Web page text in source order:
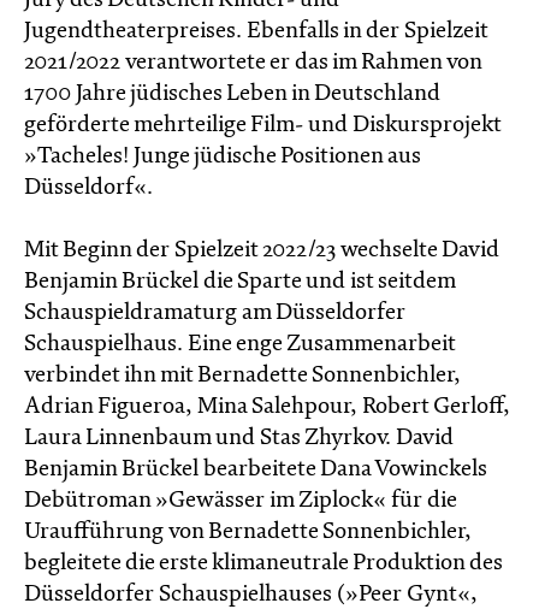
Jugendtheaterpreises. Ebenfalls in der Spielzeit
2021/2022 verantwortete er das im Rahmen von
1700 Jahre jüdisches Leben in Deutschland
geförderte mehrteilige Film- und Diskursprojekt
»Tacheles! Junge jüdische Positionen aus
Düsseldorf«.
Mit Beginn der Spielzeit 2022/23 wechselte David
Benjamin Brückel die Sparte und ist seitdem
Schauspieldramaturg am Düsseldorfer
Schauspielhaus. Eine enge Zusammenarbeit
verbindet ihn mit Bernadette Sonnenbichler,
Adrian Figueroa, Mina Salehpour, Robert Gerloff,
Laura Linnenbaum und Stas Zhyrkov. David
Benjamin Brückel bearbeitete Dana Vowinckels
Debütroman »Gewässer im Ziplock« für die
Uraufführung von Bernadette Sonnenbichler,
begleitete die erste klimaneutrale Produktion des
Düsseldorfer Schauspielhauses (»Peer Gynt«,